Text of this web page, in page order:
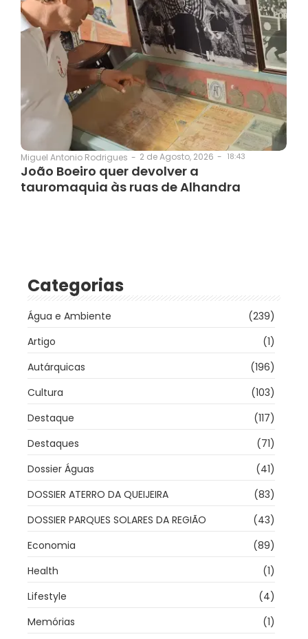
Miguel Antonio Rodrigues - 2 de Agosto, 2026 - 18:43
João Boeiro quer devolver a
tauromaquia às ruas de Alhandra
Categorias
Água e Ambiente
(239)
Artigo
(1)
Autárquicas
(196)
Cultura
(103)
Destaque
(117)
Destaques
(71)
Dossier Águas
(41)
DOSSIER ATERRO DA QUEIJEIRA
(83)
DOSSIER PARQUES SOLARES DA REGIÃO
(43)
Economia
(89)
Health
(1)
Lifestyle
(4)
Memórias
(1)